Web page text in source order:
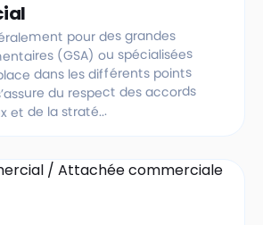
pour des grandes
(GSA) ou spécialisées
dans les différents points
du respect des accords
et de la straté...